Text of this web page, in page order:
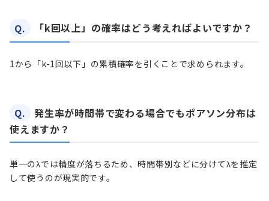
Q. 「k回以上」の確率はどう考えればよいですか？
1から「k-1回以下」の累積確率を引くことで求められます。
Q.
発生率が時間帯で変わる場合でもポアソン分布は
使えますか？
単一のλでは精度が落ちるため、時間帯別などに分けてλを推定
して使うのが現実的です。